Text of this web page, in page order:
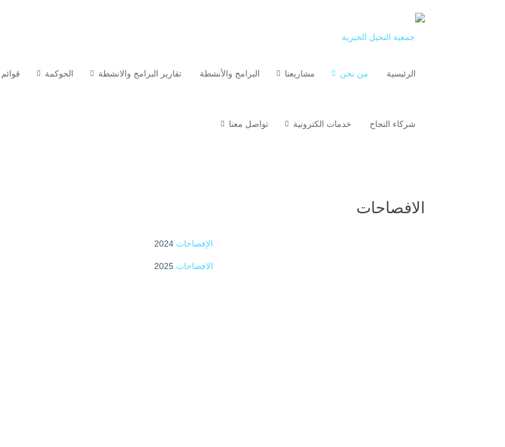
الرئيسية من نحن مشاريعنا البرامج والأنشطة تقارير البرامج والانشطة الحوكمة قوائم
شركاء النجاح خدمات الكترونية تواصل معنا
الافصاحات
الإفصاحات
الافصاحات